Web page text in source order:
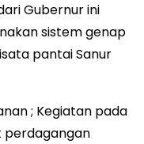
Gubernur ini
sistem genap
pantai Sanur
; Kegiatan pada